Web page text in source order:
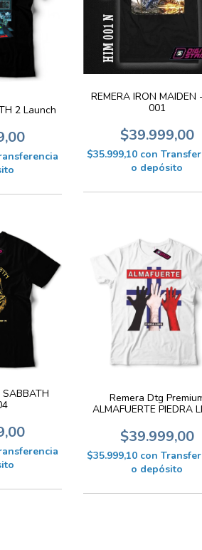
2 Launch
REMERA IRON MAIDEN
001
$39.999,00
$35.999,10 con
o depósito
SABBATH
Remera Dtg
ALMAFUERTE PIEDRA
$39.999,00
$35.999,10 con
o depósito